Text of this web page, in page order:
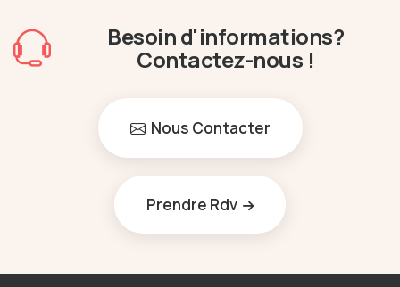
Besoin d'informations?
Contactez-nous !
Nous Contacter
Prendre Rdv